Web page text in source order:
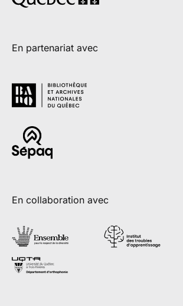
En partenariat avec
En collaboration avec